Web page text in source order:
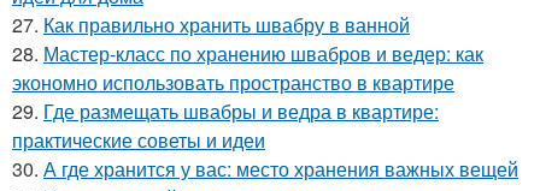
27. Как правильно хранить швабру в ванной
28. Мастер-класс по хранению швабров и ведер: как
экономно использовать пространство в квартире
29. Где размещать швабры и ведра в квартире:
практические советы и идеи
30. А где хранится у вас: место хранения важных вещей